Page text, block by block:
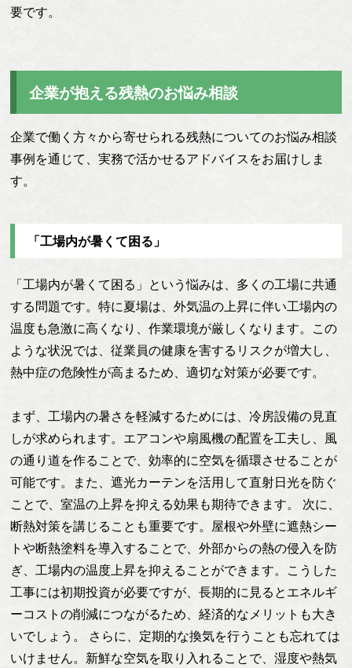
要です。
企業が抱える残熱のお悩み相談
企業で働く方々から寄せられる残熱についてのお悩み相談
事例を通じて、実務で活かせるアドバイスをお届けしま
す。
「工場内が暑くて困る」
「工場内が暑くて困る」という悩みは、多くの工場に共通
する問題です。特に夏場は、外気温の上昇に伴い工場内の
温度も急激に高くなり、作業環境が厳しくなります。この
ような状況では、従業員の健康を害するリスクが増大し、
熱中症の危険性が高まるため、適切な対策が必要です。
まず、工場内の暑さを軽減するためには、冷房設備の見直
しが求められます。エアコンや扇風機の配置を工夫し、風
の通り道を作ることで、効率的に空気を循環させることが
可能です。また、遮光カーテンを活用して直射日光を防ぐ
ことで、室温の上昇を抑える効果も期待できます。 次に、
断熱対策を講じることも重要です。屋根や外壁に遮熱シー
トや断熱塗料を導入することで、外部からの熱の侵入を防
ぎ、工場内の温度上昇を抑えることができます。こうした
工事には初期投資が必要ですが、長期的に見るとエネルギ
ーコストの削減につながるため、経済的なメリットも大き
いでしょう。 さらに、定期的な換気を行うことも忘れては
いけません。新鮮な空気を取り入れることで、湿度や熱気